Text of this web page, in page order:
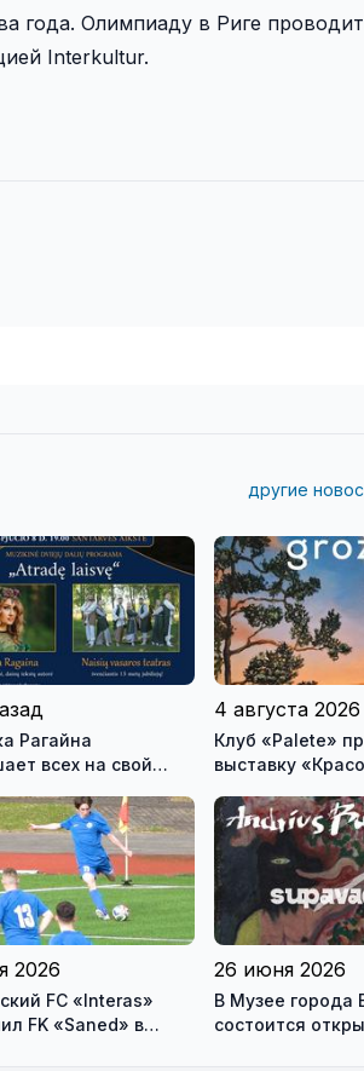
года. Олимпиаду в Риге
Interkultur.
другие
Рагайна
всех на свой
на главной сцене
праздника
4 августа 2026
Клуб «Palete» приглашает на
выставку
2026
FC «Interas»
FK «Saned» в
26 июня 2026
В Музее города
состоится